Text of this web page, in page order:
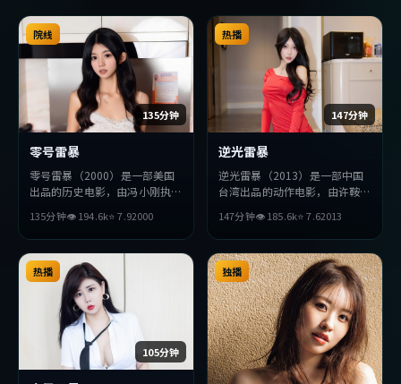
135分钟
院线
零号雷暴
零号雷暴（2000）是一部美国
出品的历史电影，由冯小刚执
主演。影片在叙事与视听上力求
突破，探讨人性与抉择，节奏张
弛有度，适合喜欢该类型的观众
完整观看。
135分钟👁194.6k⭐7.92000
147分钟
热播
逆光雷暴
逆光雷暴（2013）是一部中国
台湾出品的动作电影，由许鞍华
周润发等主演。影片在叙事与视
听上力求突破，探讨人性与抉
择，节奏张弛有度，适合喜欢该
类型的观众完整观看。
147分钟👁185.6k⭐7.62013
105分钟
热播 独播